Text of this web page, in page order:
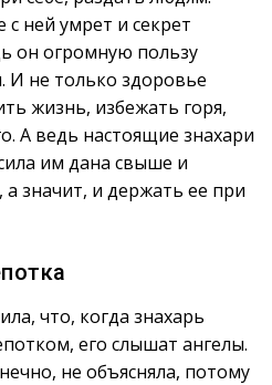
с ней умрет и секрет
он огромную пользу
не только здоровье
жизнь, избежать горя,
А ведь настоящие знахари
им дана свыше и
значит, и держать ее при
что, когда знахарь
его слышат ангелы.
не объясняла, потому